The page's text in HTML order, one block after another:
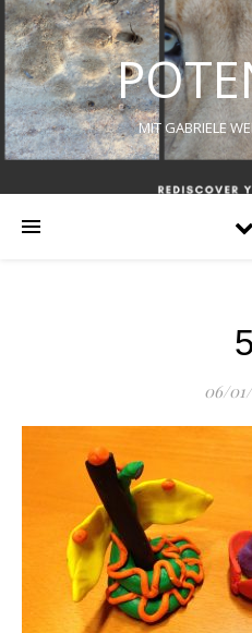
MIT GABRIELE
5
06/